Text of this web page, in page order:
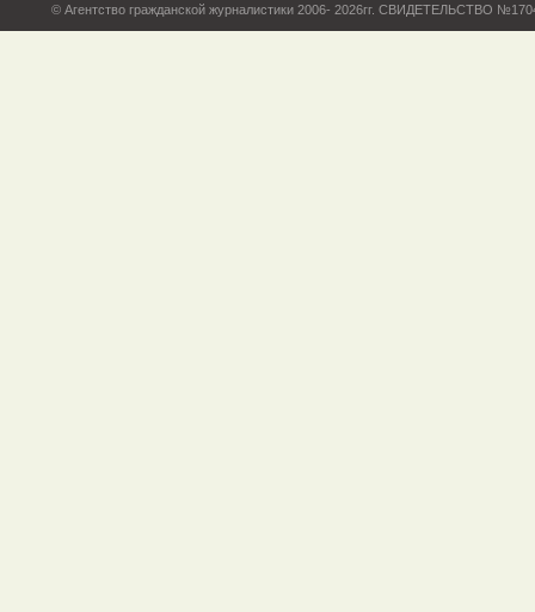
© Агентство гражданской журналистики 2006- 2026гг. СВИДЕТЕЛЬСТВО